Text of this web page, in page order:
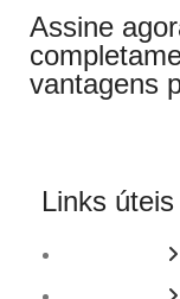
Assine
vantagens
Links úteis